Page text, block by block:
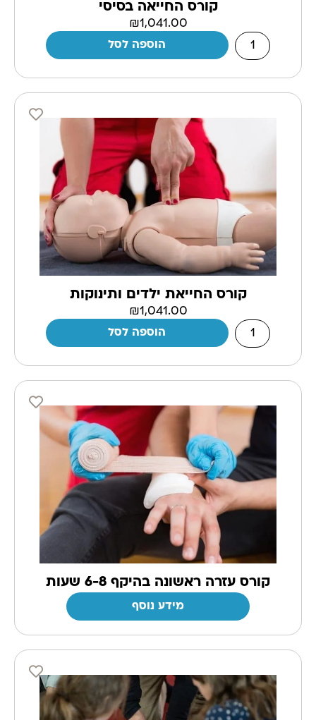
קורס החייאה בסיסי
₪1,041.00
הוספה לסל
קורס החייאת ילדים ותינוקות
₪1,041.00
הוספה לסל
קורס עזרה ראשונה בהיקף 6-8 שעות
מידע נוסף